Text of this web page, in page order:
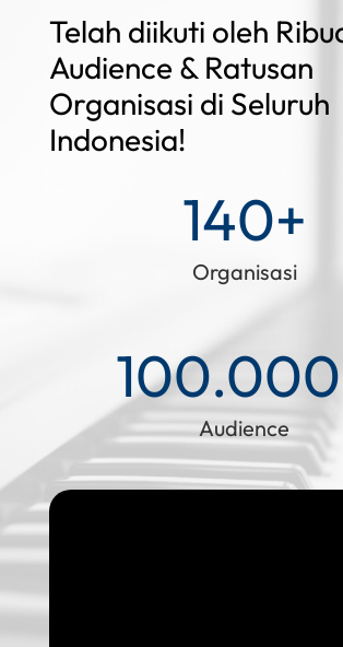
Telah diikuti oleh
Audience & Ratusan
Organisasi di Seluruh
Indonesia!
140+
Organisasi
Audience